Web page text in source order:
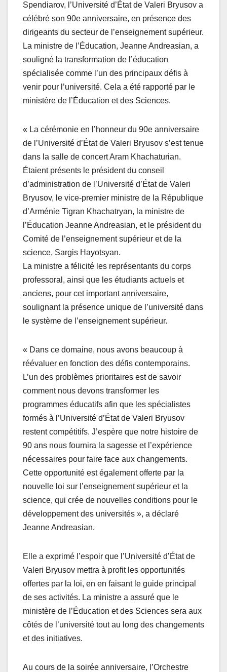
Spendiarov, l’Université d’État de Valeri Bryusov a
célébré son 90e anniversaire, en présence des
dirigeants du secteur de l’enseignement supérieur.
La ministre de l’Éducation, Jeanne Andreasian, a
souligné la transformation de l’éducation
spécialisée comme l’un des principaux défis à
venir pour l’université. Cela a été rapporté par le
ministère de l’Éducation et des Sciences.
« La cérémonie en l’honneur du 90e anniversaire
de l’Université d’État de Valeri Bryusov s’est tenue
dans la salle de concert Aram Khachaturian.
Étaient présents le président du conseil
d’administration de l’Université d’État de Valeri
Bryusov, le vice-premier ministre de la République
d’Arménie Tigran Khachatryan, la ministre de
l’Éducation Jeanne Andreasian, et le président du
Comité de l’enseignement supérieur et de la
science, Sargis Hayotsyan.
La ministre a félicité les représentants du corps
professoral, ainsi que les étudiants actuels et
anciens, pour cet important anniversaire,
soulignant la présence unique de l’université dans
le système de l’enseignement supérieur.
« Dans ce domaine, nous avons beaucoup à
réévaluer en fonction des défis contemporains.
L’un des problèmes prioritaires est de savoir
comment nous devons transformer les
programmes éducatifs afin que les spécialistes
formés à l’Université d’État de Valeri Bryusov
restent compétitifs. J’espère que notre histoire de
90 ans nous fournira la sagesse et l’expérience
nécessaires pour faire face aux changements.
Cette opportunité est également offerte par la
nouvelle loi sur l’enseignement supérieur et la
science, qui crée de nouvelles conditions pour le
développement des universités », a déclaré
Jeanne Andreasian.
Elle a exprimé l’espoir que l’Université d’État de
Valeri Bryusov mettra à profit les opportunités
offertes par la loi, en en faisant le guide principal
de ses activités. La ministre a assuré que le
ministère de l’Éducation et des Sciences sera aux
côtés de l’université tout au long des changements
et des initiatives.
Au cours de la soirée anniversaire, l’Orchestre